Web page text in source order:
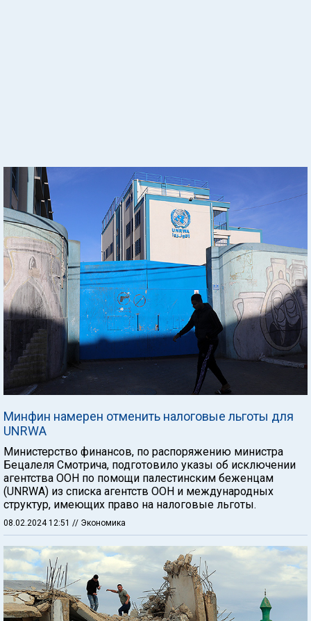
Минфин намерен отменить налоговые льготы для
UNRWA
Министерство финансов, по распоряжению министра
Бецалеля Смотрича, подготовило указы об исключении
агентства ООН по помощи палестинским беженцам
(UNRWA) из списка агентств ООН и международных
структур, имеющих право на налоговые льготы.
08.02.2024 12:51 // Экономика